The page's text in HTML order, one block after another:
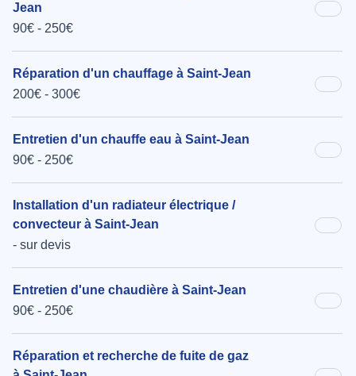
Jean
90€ - 250€
Réparation d'un chauffage à Saint-Jean
200€ - 300€
Entretien d'un chauffe eau à Saint-Jean
90€ - 250€
Installation d'un radiateur électrique /
convecteur à Saint-Jean
- sur devis
Entretien d'une chaudière à Saint-Jean
90€ - 250€
Réparation et recherche de fuite de gaz